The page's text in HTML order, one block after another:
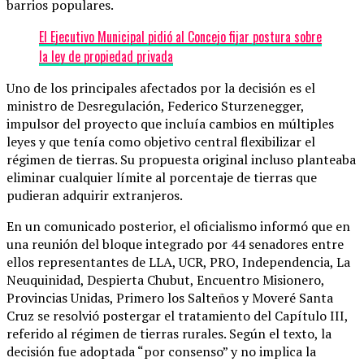
barrios populares.
El Ejecutivo Municipal pidió al Concejo fijar postura sobre
la ley de propiedad privada
Uno de los principales afectados por la decisión es el
ministro de Desregulación, Federico Sturzenegger,
impulsor del proyecto que incluía cambios en múltiples
leyes y que tenía como objetivo central flexibilizar el
régimen de tierras. Su propuesta original incluso planteaba
eliminar cualquier límite al porcentaje de tierras que
pudieran adquirir extranjeros.
En un comunicado posterior, el oficialismo informó que en
una reunión del bloque integrado por 44 senadores entre
ellos representantes de LLA, UCR, PRO, Independencia, La
Neuquinidad, Despierta Chubut, Encuentro Misionero,
Provincias Unidas, Primero los Salteños y Moveré Santa
Cruz se resolvió postergar el tratamiento del Capítulo III,
referido al régimen de tierras rurales. Según el texto, la
decisión fue adoptada “por consenso” y no implica la